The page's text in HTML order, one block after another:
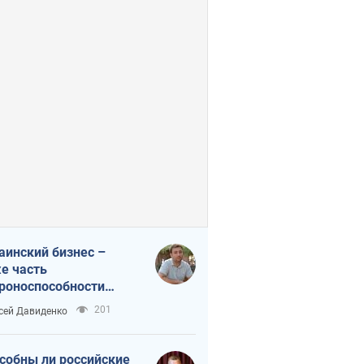
бизнес –
часть
Не отдавайте их
чужим
Давиденко 201
ли российские